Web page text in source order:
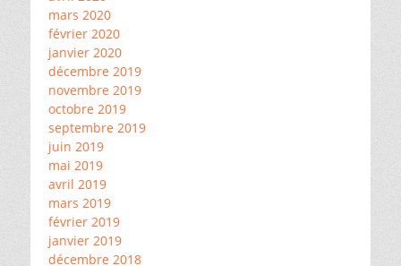
mars 2020
février 2020
janvier 2020
décembre 2019
novembre 2019
octobre 2019
septembre 2019
juin 2019
mai 2019
avril 2019
mars 2019
février 2019
janvier 2019
décembre 2018